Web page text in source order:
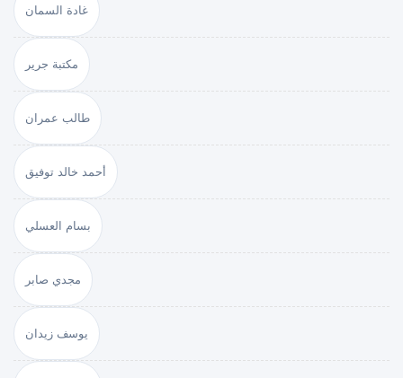
غادة السمان
مكتبة جرير
طالب عمران
أحمد خالد توفيق
بسام العسلي
مجدي صابر
يوسف زيدان